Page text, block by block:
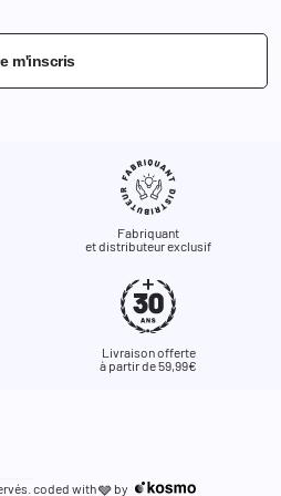
m'inscris
Fabriquant
et distributeur exclusif
Livraison offerte
à partir de 59,99€
coded with🩶 by